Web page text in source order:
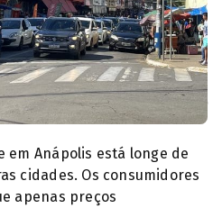
Anápolis (Foto: Diário da Redação)
em Anápolis está longe de
cidades. Os consumidores
apenas preços